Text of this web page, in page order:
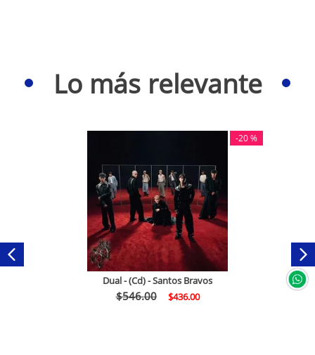
Lo más relevante
-20 %
Dual - (Cd) - Santos Bravos
$546.00 $436.00